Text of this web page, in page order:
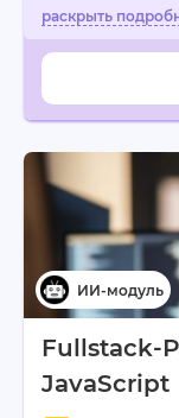
Fullstack-
JavaScript